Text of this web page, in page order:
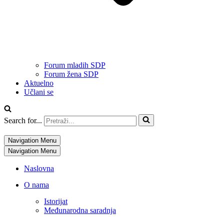
Forum mladih SDP
Forum žena SDP
Aktuelno
Učlani se
Search for...
Navigation Menu
Navigation Menu
Naslovna
O nama
Istorijat
Međunarodna saradnja